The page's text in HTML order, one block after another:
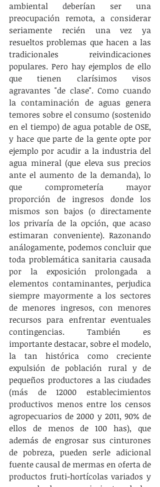
ambiental deberían ser una
preocupación remota, a considerar
seriamente recién una vez ya
resueltos problemas que hacen a las
tradicionales reivindicaciones
populares. Pero hay ejemplos de ello
que tienen clarísimos visos
agravantes "de clase". Como cuando
la contaminación de aguas genera
temores sobre el consumo (sostenido
en el tiempo) de agua potable de OSE,
y hace que parte de la gente opte por
ejemplo por acudir a la industria del
agua mineral (que eleva sus precios
ante el aumento de la demanda), lo
que comprometería mayor
proporción de ingresos donde los
mismos son bajos (o directamente
los privaría de la opción, que acaso
estimaran conveniente). Razonando
análogamente, podemos concluir que
toda problemática sanitaria causada
por la exposición prolongada a
elementos contaminantes, perjudica
siempre mayormente a los sectores
de menores ingresos, con menores
recursos para enfrentar eventuales
contingencias. También es
importante destacar, sobre el modelo,
la tan histórica como creciente
expulsión de población rural y de
pequeños productores a las ciudades
(más de 12000 establecimientos
productivos menos entre los censos
agropecuarios de 2000 y 2011, 90% de
ellos de menos de 100 has), que
además de engrosar sus cinturones
de pobreza, pueden serle adicional
fuente causal de mermas en oferta de
productos fruti-hortícolas variados y